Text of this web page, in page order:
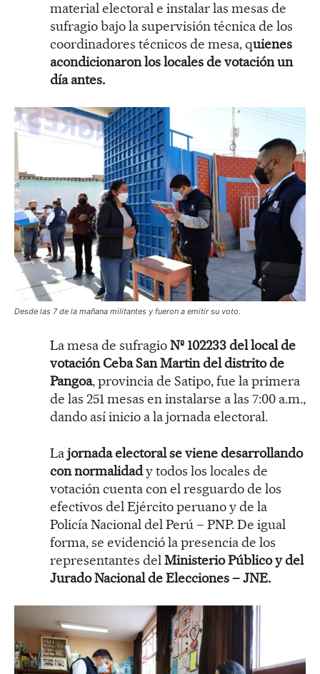
material electoral e instalar las mesas de
sufragio bajo la supervisión técnica de los
coordinadores técnicos de mesa, quienes
acondicionaron los locales de votación un
día antes.
Desde las 7 de la mañana militantes y fueron a emitir su voto.
La mesa de sufragioNº 102233 del local de
votación Ceba San Martin del distrito de
Pangoa, provincia de Satipo, fue la primera
de las 251 mesas en instalarse a las 7:00 a.m.,
dando así inicio a la jornada electoral.
Lajornada electoral se viene desarrollando
con normalidady todos los locales de
votación cuenta con el resguardo de los
efectivos del Ejército peruano y de la
Policía Nacional del Perú – PNP. De igual
forma, se evidenció la presencia de los
representantes delMinisterio Público y del
Jurado Nacional de Elecciones – JNE.